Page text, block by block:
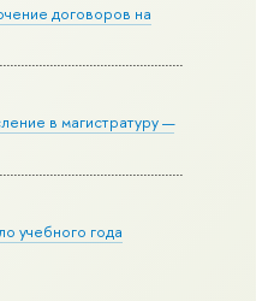
договоров на
в магистратуру —
учебного года